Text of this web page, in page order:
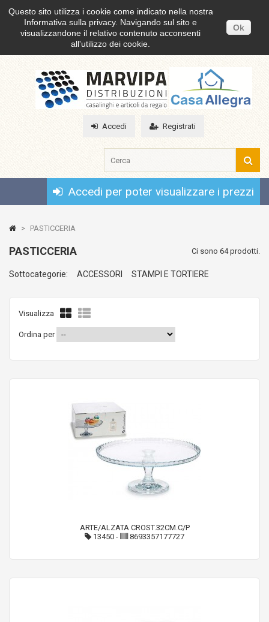
Questo sito utilizza i cookie come indicato nella nostra
Informativa sulla privacy. Navigando sul sito e
visualizzandone il relativo contenuto acconsenti
all'utilizzo dei cookie.
Ok
Accedi Registrati
Accedi per poter visualizzare i prezzi
> PASTICCERIA
PASTICCERIA Ci sono 64 prodotti.
Sottocategorie: ACCESSORI STAMPI E TORTIERE
Visualizza
Ordina per
ARTE/ALZATA CROST.32CM.C/P
13450 - 8693357177727